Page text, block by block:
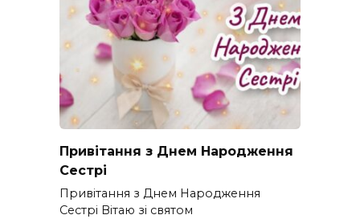
Привітання з Днем Народження
Сестрі
Привітання з Днем Народження
Сестрі Вітаю зі святом